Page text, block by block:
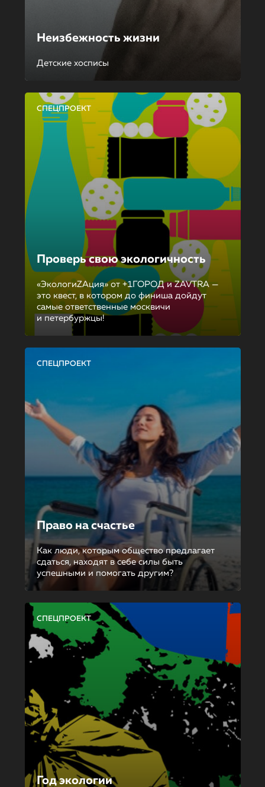
Неизбежность жизни
Детские хосписы
СПЕЦПРОЕКТ
Проверь свою экологичность
«ЭкологиZAция» от +1ГОРОД и ZAVTRA —
это квест, в котором до финиша дойдут
самые ответственные москвичи
и петербуржцы!
СПЕЦПРОЕКТ
Право на счастье
Как люди, которым общество предлагает
сдаться, находят в себе силы быть
успешными и помогать другим?
СПЕЦПРОЕКТ
Год экологии